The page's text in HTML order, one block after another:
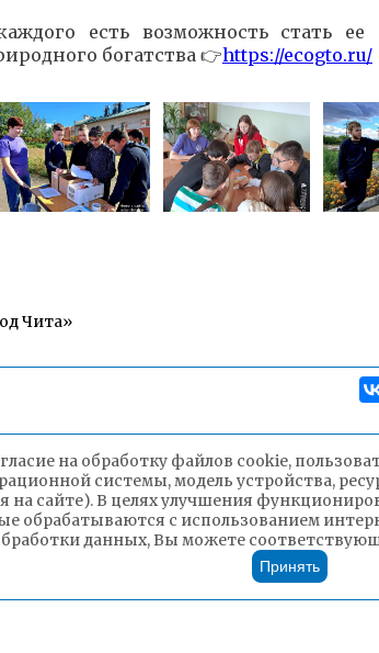
есть возможность стать ее
богатства 👉https://ecogto.ru/
Чита»
на обработку файлов cookie,
системы, модель устройства,
сайте). В целях улучшения
обрабатываются с использованием
данных, Вы можете
Принять